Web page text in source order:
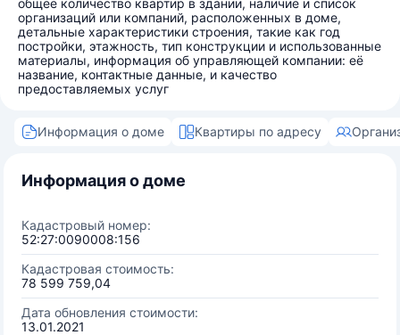
общее количество квартир в здании, наличие и список
организаций или компаний, расположенных в доме,
детальные характеристики строения, такие как год
постройки, этажность, тип конструкции и использованные
материалы, информация об управляющей компании: её
название, контактные данные, и качество
предоставляемых услуг
Информация о доме Квартиры по адресу
Информация о доме
Кадастровый номер:
52:27:0090008:156
Кадастровая стоимость:
78 599 759,04
Дата обновления стоимости:
13.01.2021